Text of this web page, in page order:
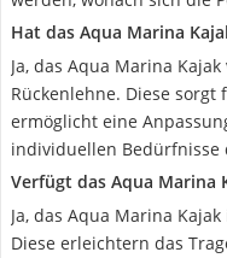
Hat das Aqua Marina
Ja, das Aqua Marina
Rückenlehne. Diese
ermöglicht eine
individuellen Bedürfnisse
Verfügt das Aqua Marina
Ja, das Aqua Marina
Diese erleichtern das